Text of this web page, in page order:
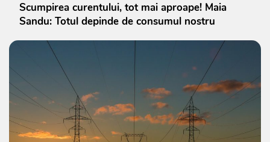
Scumpirea curentului, tot mai aproape! Maia
Sandu: Totul depinde de consumul nostru